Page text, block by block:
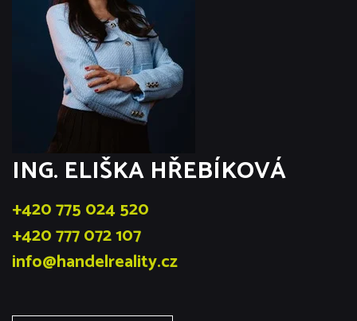
ING. ELIŠKA HŘEBÍKOVÁ
+420 775 024 520
+420 777 072 107
info@handelreality.cz